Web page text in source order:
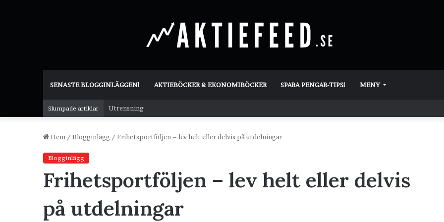
SENASTE BLOGGINLÄGGEN! AKTIEBÖCKER & EKONOMIBÖCKER SPARA PENGAR-TIPS! MENY
Slumpade artiklar Utrensning
Hem / Blogginlägg / Frihetsportföljen – lev helt eller delvis på utdelningar
Blogginlägg
Frihetsportföljen – lev helt eller delvis
på utdelningar